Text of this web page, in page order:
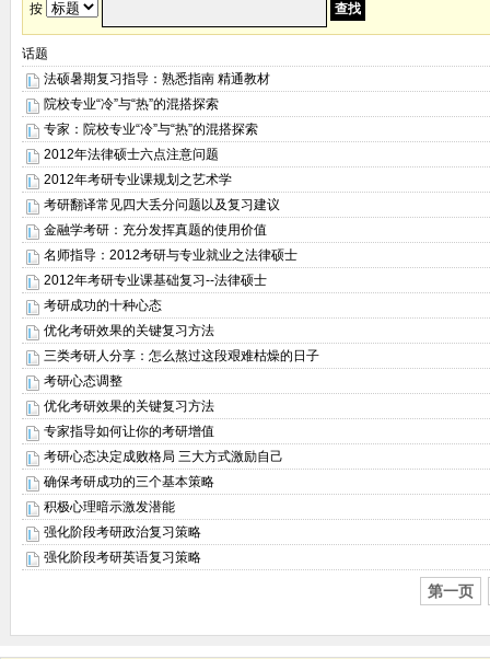
按
话题
法硕暑期复习指导：熟悉指南 精通教材
院校专业“冷”与“热”的混搭探索
专家：院校专业“冷”与“热”的混搭探索
2012年法律硕士六点注意问题
2012年考研专业课规划之艺术学
考研翻译常见四大丢分问题以及复习建议
金融学考研：充分发挥真题的使用价值
名师指导：2012考研与专业就业之法律硕士
2012年考研专业课基础复习--法律硕士
考研成功的十种心态
优化考研效果的关键复习方法
三类考研人分享：怎么熬过这段艰难枯燥的日子
考研心态调整
优化考研效果的关键复习方法
专家指导如何让你的考研增值
考研心态决定成败格局 三大方式激励自己
确保考研成功的三个基本策略
积极心理暗示激发潜能
强化阶段考研政治复习策略
强化阶段考研英语复习策略
第一页